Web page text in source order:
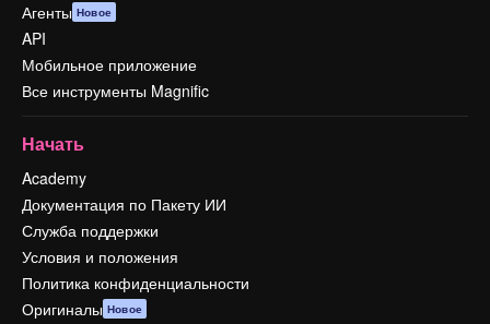
Агенты Новое
API
Мобильное приложение
Все инструменты Magnific
Начать
Academy
Документация по Пакету ИИ
Служба поддержки
Условия и положения
Политика конфиденциальности
Оригиналы Новое